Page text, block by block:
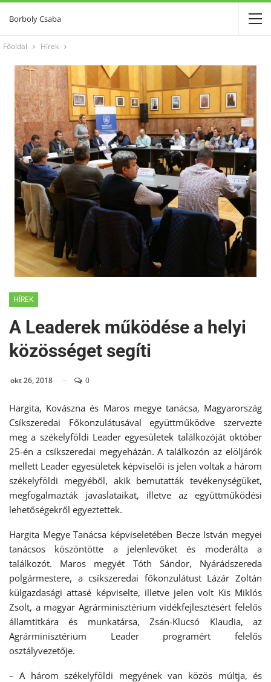
Borboly Csaba
Főoldal Hírek
HÍREK
A Leaderek működése a helyi
közösséget segíti
okt 26, 2018 0
Hargita, Kovászna és Maros megye tanácsa, Magyarország
Csíkszeredai Főkonzulátusával együttműködve szervezte
meg a székelyföldi Leader egyesületek találkozóját október
25-én a csíkszeredai megyeházán. A találkozón az elöljárók
mellett Leader egyesületek képviselői is jelen voltak a három
székelyföldi megyéből, akik bemutatták tevékenységüket,
megfogalmazták javaslataikat, illetve az együttműködési
lehetőségekről egyeztettek.
Hargita Megye Tanácsa képviseletében Becze István megyei
tanácsos köszöntötte a jelenlevőket és moderálta a
találkozót. Maros megyét Tóth Sándor, Nyárádszereda
polgármestere, a csíkszeredai főkonzulátust Lázár Zoltán
külgazdasági attasé képviselte, illetve jelen volt Kis Miklós
Zsolt, a magyar Agrárminisztérium vidékfejlesztésért felelős
államtitkára és munkatársa, Zsán-Klucsó Klaudia, az
Agrárminisztérium Leader programért felelős
osztályvezetője.
– A három székelyföldi megyének van közös múltja, és